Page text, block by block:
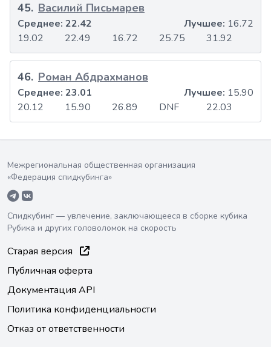
45. Василий Письмарев
19.02 22.49 16.72 25.75 31.92
Среднее: 22.42 Лучшее: 16.72
46. Роман Абдрахманов
20.12 15.90 26.89 DNF 22.03
Среднее: 23.01 Лучшее: 15.90
Межрегиональная общественная организация
«Федерация спидкубинга»
Спидкубинг — увлечение, заключающееся в сборке кубика
Рубика и других головоломок на скорость
Старая версия
Публичная оферта
Документация API
Политика конфиденциальности
Отказ от ответственности